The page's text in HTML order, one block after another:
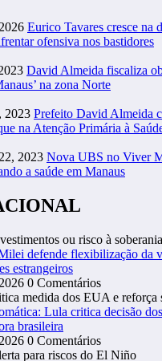
Eurico Tavares cresce na
ofensiva nos bastidores
David Almeida fiscaliza
na zona Norte
2023 Prefeito David Almeida
na Atenção Primária à
2023 Nova UBS no Viver
a saúde em Manaus
defende flexibilização da
estrangeiros
0 Comentários
Lula critica decisão
brasileira
0 Comentários